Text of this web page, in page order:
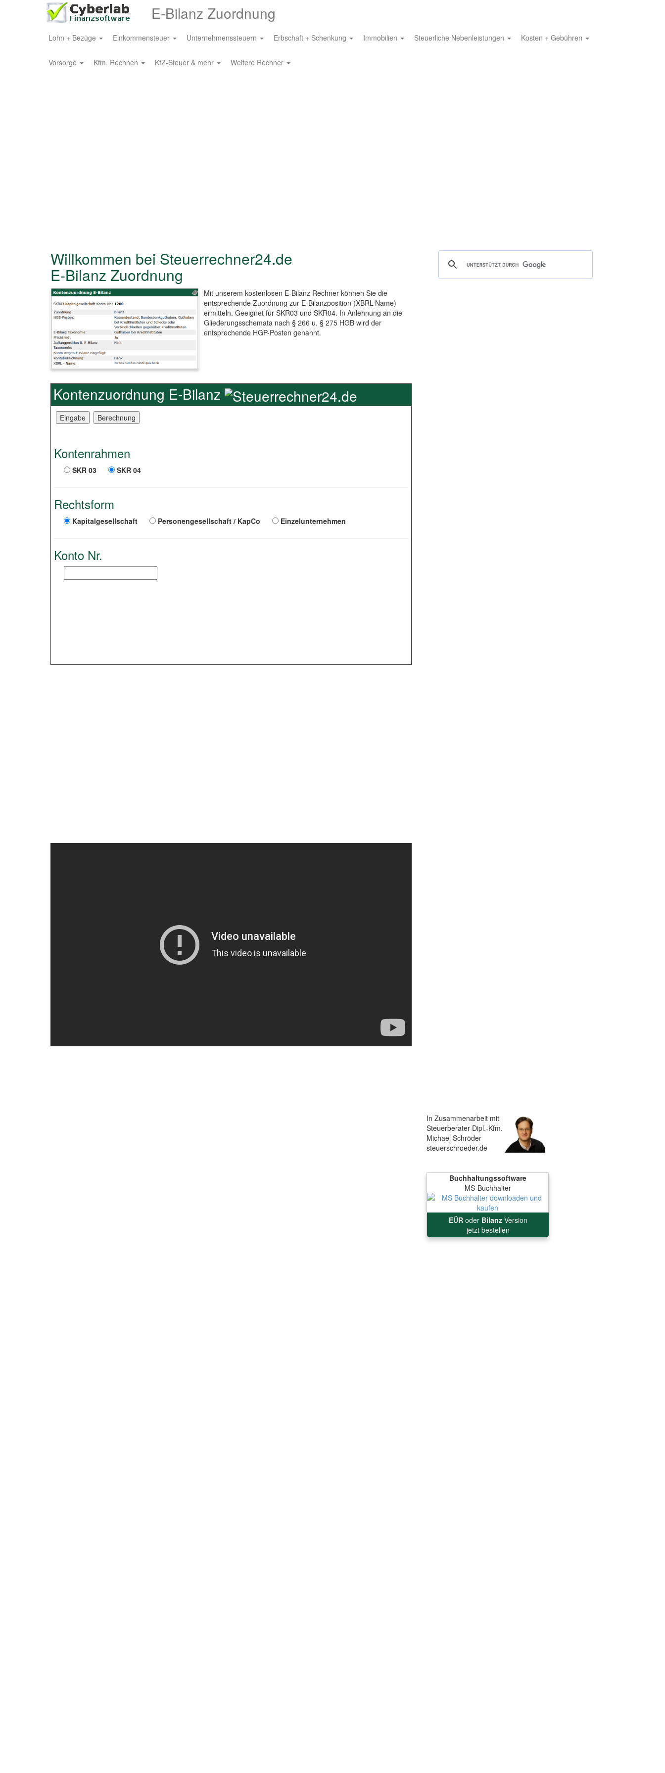
E-Bilanz Zuordnung
Lohn + Bezüge Einkommensteuer Unternehmenssteuern Erbschaft + Schenkung Immobilien Steuerliche Nebenleistungen Kosten + Gebühren
Vorsorge Kfm. Rechnen KfZ-Steuer & mehr Weitere Rechner
Willkommen bei Steuerrechner24.de
E-Bilanz Zuordnung
Mit unserem kostenlosen E-Bilanz Rechner können Sie die
entsprechende Zuordnung zur E-Bilanzposition (XBRL-Name)
ermitteln. Geeignet für SKR03 und SKR04. In Anlehnung an die
Gliederungsschemata nach § 266 u. § 275 HGB wird der
entsprechende HGP-Posten genannt.
Kontenzuordnung E-Bilanz
Kontenrahmen
SKR 03 SKR 04
Rechtsform
Kapitalgesellschaft Personengesellschaft / KapCo Einzelunternehmen
Konto Nr.
In Zusammenarbeit mit
Steuerberater Dipl.-Kfm.
Michael Schröder
steuerschroeder.de
Buchhaltungssoftware
MS-Buchhalter
EÜRoder BilanzVersion
jetzt bestellen